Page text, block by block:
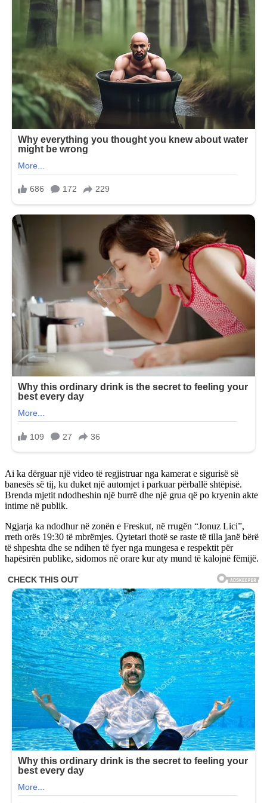
Ai ka dërguar një video të regjistruar nga kamerat e sigurisë së
banesës së tij, ku duket një automjet i parkuar përballë shtëpisë.
Brenda mjetit ndodheshin një burrë dhe një grua që po kryenin akte
intime në publik.
Ngjarja ka ndodhur në zonën e Freskut, në rrugën “Jonuz Lici”,
rreth orës 19:30 të mbrëmjes. Qytetari thotë se raste të tilla janë bërë
të shpeshta dhe se ndihen të fyer nga mungesa e respektit për
hapësirën publike, sidomos në orare kur aty mund të kalojnë fëmijë.